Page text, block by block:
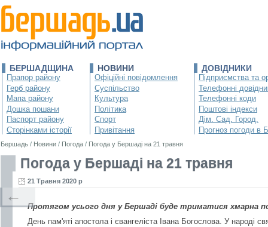
БЕРШАДЩИНА
Прапор району
Герб району
Мапа району
Дошка пошани
Паспорт району
Сторінками історії
НОВИНИ
Офіційні повідомлення
Суспільство
Культура
Політика
Спорт
Привітання
ДОВІДНИКИ
Підприємства та
Телефонні
Телефонні коди
Поштові індекси
Дім. Сад. Город.
Прогноз погоди в
Бершадь / Новини / Погода / Погода у Бершаді на 21 травня
Погода у Бершаді на 21 травня
21 Травня 2020 р
Протягом усього дня у Бершаді буде триматися хмарна
День пам'яті апостола і євангеліста Івана Богослова. У народі
←